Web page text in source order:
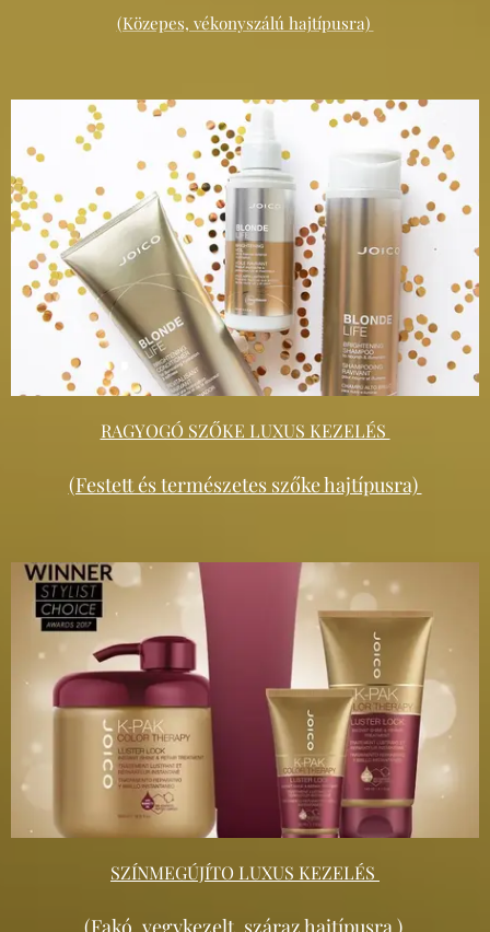
(Közepes, vékonyszálú hajtípusra)
RAGYOGÓ SZŐKE LUXUS KEZELÉS
(Festett és természetes szőke hajtípusra)
SZÍNMEGÚJÍTO LUXUS KEZELÉS
(Fakó, vegykezelt, száraz hajtípusra )